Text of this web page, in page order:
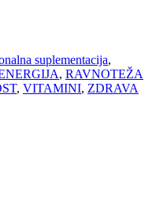
suplementacija,
, RAVNOTEŽA
, VITAMINI, ZDRAVA